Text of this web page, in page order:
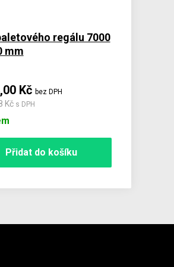
regálu 7000
mm
Kč bez DPH
Kč s DPH
Přidat do košíku